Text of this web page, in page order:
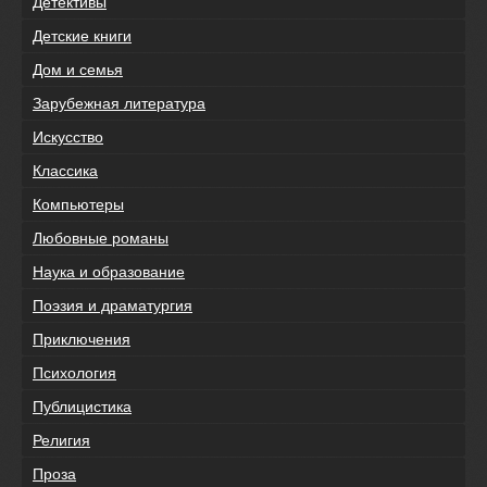
Детские книги
Дом и семья
Зарубежная литература
Искусство
Классика
Компьютеры
Любовные романы
Наука и образование
Поэзия и драматургия
Приключения
Психология
Публицистика
Религия
Проза